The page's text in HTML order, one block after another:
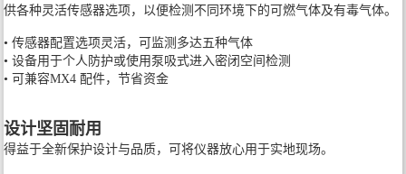
供各种灵活传感器选项，以便检测不同环境下的可燃气体及有毒气体。
• 传感器配置选项灵活，可监测多达五种气体
• 设备用于个人防护或使用泵吸式进入密闭空间检测
• 可兼容MX4 配件，节省资金
设计坚固耐用
得益于全新保护设计与品质，可将仪器放心用于实地现场。